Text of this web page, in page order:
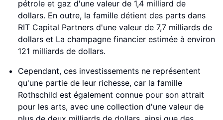
pétrole et gaz d'une valeur de 1,4 milliard de
dollars. En outre, la famille détient des parts dans
RIT Capital Partners d'une valeur de 7,7 milliards de
dollars et La champagne financier estimée à environ
121 milliards de dollars.
Cependant, ces investissements ne représentent
qu'une partie de leur richesse, car la famille
Rothschild est également connue pour son attrait
pour les arts, avec une collection d'une valeur de